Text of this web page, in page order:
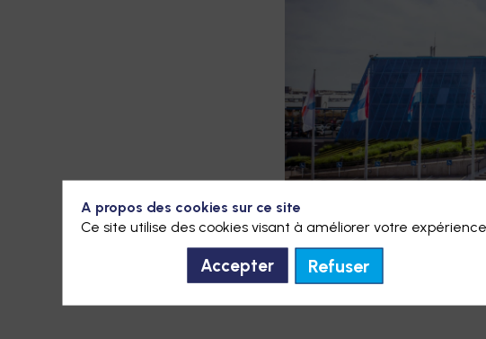
A propos des cookies sur ce site
Ce site utilise des cookies visant à améliorer votre expérience.
Accepter Refuser